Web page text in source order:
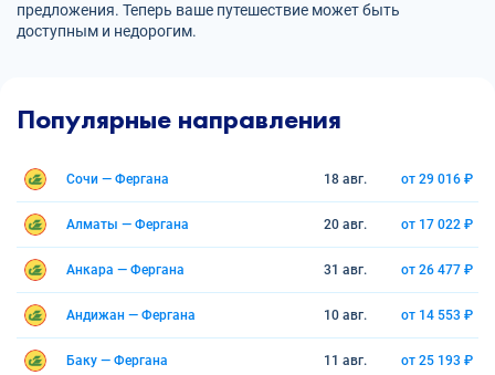
предложения. Теперь ваше путешествие может быть
доступным и недорогим.
Популярные направления
Сочи — Фергана 18 авг. от 29 016 ₽
Алматы — Фергана 20 авг. от 17 022 ₽
Анкара — Фергана 31 авг. от 26 477 ₽
Андижан — Фергана 10 авг. от 14 553 ₽
Баку — Фергана 11 авг. от 25 193 ₽